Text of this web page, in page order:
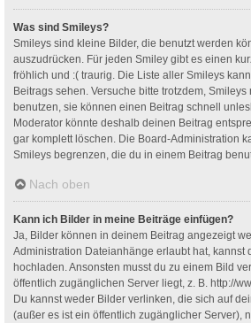
Was sind Smileys?
Smileys sind kleine Bilder, die benutzt werden
auszudrücken. Für jeden Smiley gibt es einen
fröhlich und :( traurig. Die Liste aller Smileys
Beitrags sehen. Versuche bitte trotzdem, Smileys
benutzen, sie können einen Beitrag schnell
Moderator könnte deshalb deinen Beitrag
gar komplett löschen. Die Board-Administration
Smileys begrenzen, die du in einem Beitrag
Nach oben
Kann ich Bilder in meine Beiträge einfügen?
Ja, Bilder können in deinem Beitrag angezeigt
Administration Dateianhänge erlaubt hat, kannst
hochladen. Ansonsten musst du zu einem Bild
öffentlich zugänglichen Server liegt, z. B. http://
Du kannst weder Bilder verlinken, die sich auf
(außer es ist ein öffentlich zugänglicher Server),